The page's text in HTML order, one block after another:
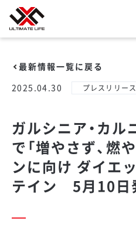
最新情報一覧に戻る
2025.04.30
プレスリリース
ガルシニア・カル
で「増やさず、燃
ンに向け ダイエ
テイン 5月10日